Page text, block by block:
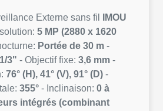
Externe sans fil
IMOU
5 MP (2880 x 1620
Portée de 30 m -
3" - Objectif fixe: 3,6 mm -
76° (H), 41° (V), 91° (D) -
355° - Inclinaison: 0 à
intégrés (combinant